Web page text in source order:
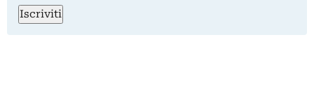
Iscriviti